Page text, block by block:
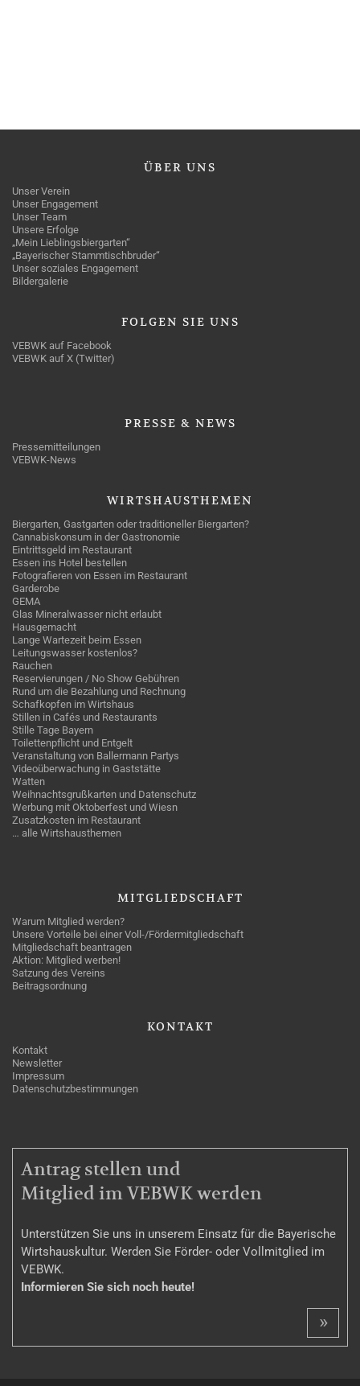
ÜBER UNS
Unser Verein
Unser Engagement
Unser Team
Unsere Erfolge
„Mein Lieblingsbiergarten“
„Bayerischer Stammtischbruder“
Unser soziales Engagement
Bildergalerie
FOLGEN SIE UNS
VEBWK auf Facebook
VEBWK auf X (Twitter)
PRESSE & NEWS
Pressemitteilungen
VEBWK-News
WIRTSHAUSTHEMEN
Biergarten, Gastgarten oder traditioneller Biergarten?
Cannabiskonsum in der Gastronomie
Eintrittsgeld im Restaurant
Essen ins Hotel bestellen
Fotografieren von Essen im Restaurant
Garderobe
GEMA
Glas Mineralwasser nicht erlaubt
Hausgemacht
Lange Wartezeit beim Essen
Leitungswasser kostenlos?
Rauchen
Reservierungen / No Show Gebühren
Rund um die Bezahlung und Rechnung
Schafkopfen im Wirtshaus
Stillen in Cafés und Restaurants
Stille Tage Bayern
Toilettenpflicht und Entgelt
Veranstaltung von Ballermann Partys
Videoüberwachung in Gaststätte
Watten
Weihnachtsgrußkarten und Datenschutz
Werbung mit Oktoberfest und Wiesn
Zusatzkosten im Restaurant
… alle Wirtshausthemen
MITGLIEDSCHAFT
Warum Mitglied werden?
Unsere Vorteile bei einer Voll-/Fördermitgliedschaft
Mitgliedschaft beantragen
Aktion: Mitglied werben!
Satzung des Vereins
Beitragsordnung
KONTAKT
Kontakt
Newsletter
Impressum
Datenschutzbestimmungen
MITGLIEDSCHAFT
Antrag stellen und
Mitglied im VEBWK werden
Unterstützen Sie uns in unserem Einsatz für die Bayerische
Wirtshauskultur. Werden Sie Förder- oder Vollmitglied im
VEBWK.
Informieren Sie sich noch heute!
»